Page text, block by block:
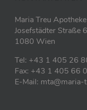
Maria Treu Apotheke
Josefstädter Straße
1080 Wien
Tel: +43 1 405 26
Fax: +43 1 405 66
E-Mail: